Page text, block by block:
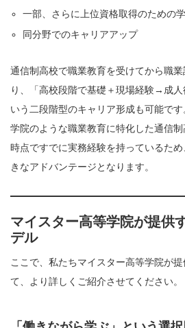
一部、さらに上位資格取得のための
同分野でのキャリアアップ
通信制高校で職業教育を受けてから職
り、「高校段階で基礎＋現場経験→成人
いう二段階型のキャリア形成も可能で
学院のような職業教育に特化した通信
時点ですでに実務経験を持っているた
きなアドバンテージとなります。
マイスター高等学院が提供
デル
ここで、私たちマイスター高等学院が
て、より詳しくご紹介させてください。